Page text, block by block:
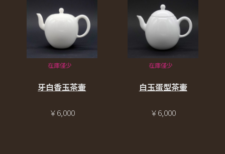
在庫僅少
牙白香玉茶壷
￥6,000
在庫僅少
白玉蛋型茶壷
￥6,000